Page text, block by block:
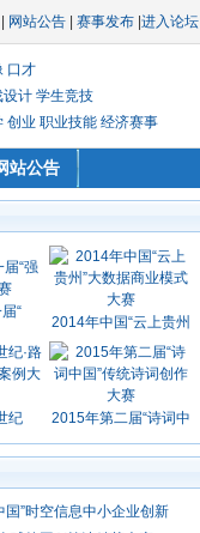
网站公告 赛事发布 进入论坛
口才
设计 学生竞技
创业 职业技能 经济赛事
站公告
“
2014年中国“云上贵州
纪 2015年第二届“诗词中
”时空信息中小企业创新